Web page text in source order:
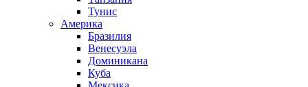
Тунис
Америка
Бразилия
Венесуэла
Доминикана
Куба